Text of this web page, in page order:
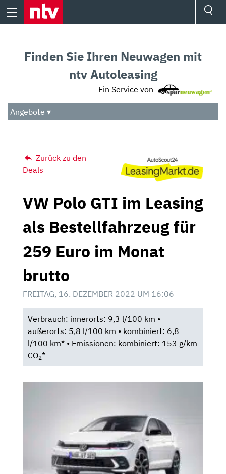
Skip
Audio
Das Beste
Finden Sie Ihren Neuwagen mit
ntv Autoleasing
Ein Service von
Angebote ▾
Zurück zu den
Deals
VW Polo GTI im Leasing
als Bestellfahrzeug für
259 Euro im Monat
brutto
FREITAG, 16. DEZEMBER 2022 UM 16:06
Verbrauch: innerorts: 9,3 l/100 km •
außerorts: 5,8 l/100 km • kombiniert: 6,8
l/100 km* • Emissionen: kombiniert: 153 g/km
CO2*